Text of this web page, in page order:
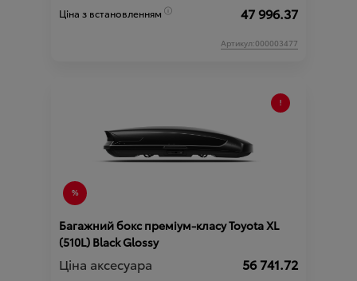
Ціна з встановленням 47 996.37
Артикул:000003477
Багажний бокс преміум-класу Toyota XL
(510L) Black Glossy
Ціна аксесуара 56 741.72